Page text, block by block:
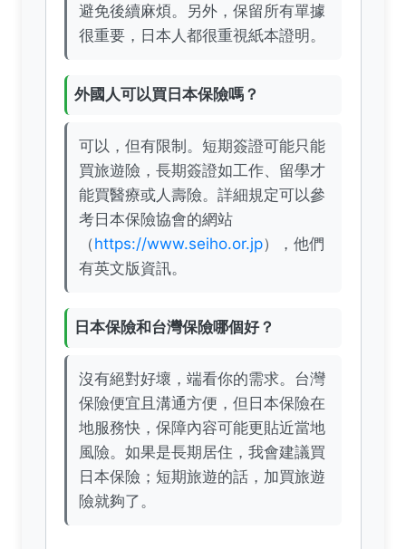
避免後續麻煩。另外，保留所有單據
很重要，日本人都很重視紙本證明。
外國人可以買日本保險嗎？
可以，但有限制。短期簽證可能只能
買旅遊險，長期簽證如工作、留學才
能買醫療或人壽險。詳細規定可以參
考日本保險協會的網站
（https://www.seiho.or.jp），他們
有英文版資訊。
日本保險和台灣保險哪個好？
沒有絕對好壞，端看你的需求。台灣
保險便宜且溝通方便，但日本保險在
地服務快，保障內容可能更貼近當地
風險。如果是長期居住，我會建議買
日本保險；短期旅遊的話，加買旅遊
險就夠了。